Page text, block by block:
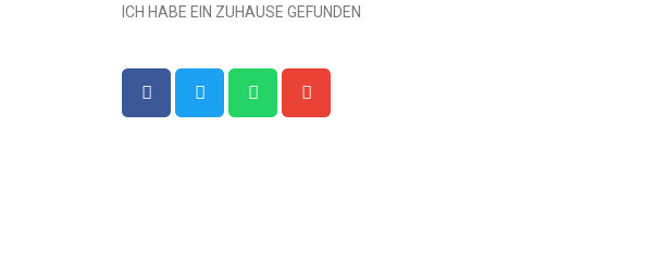
ICH HABE EIN ZUHAUSE GEFUNDEN